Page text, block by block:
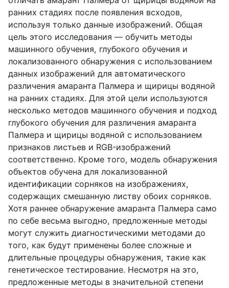
ранних стадиях после появления всходов,
используя только данные изображений. Общая
цель этого исследования — обучить методы
машинного обучения, глубокого обучения и
локализованного обнаружения с использованием
данных изображений для автоматического
различения амаранта Палмера и щирицы водяной
на ранних стадиях. Для этой цели используются
несколько методов машинного обучения и подход
глубокого обучения для различения амаранта
Палмера и щирицы водяной с использованием
признаков листьев и RGB-изображений
соответственно. Кроме того, модель обнаружения
объектов обучена для локализованной
идентификации сорняков на изображениях,
содержащих смешанную листву обоих сорняков.
Хотя раннее обнаружение амаранта Палмера само
по себе весьма выгодно, предложенные методы
могут служить диагностическими методами до
того, как будут применены более сложные и
длительные процедуры обнаружения, такие как
генетическое тестирование. Несмотря на это,
предложенные методы в значительной степени